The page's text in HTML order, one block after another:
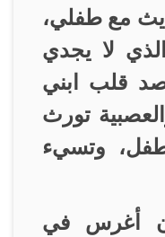
مع طفلي،
لا يجدي
قلب ابني
تورث
وتسيء
أن أغرس في